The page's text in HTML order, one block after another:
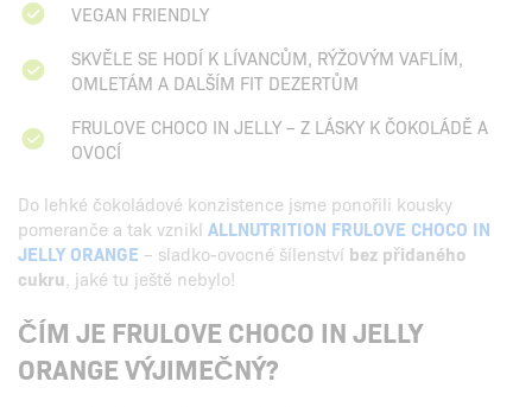
VEGAN FRIENDLY
SKVĚLE SE HODÍ K LÍVANCŮM, RÝŽOVÝM VAFLÍM,
OMLETÁM A DALŠÍM FIT DEZERTŮM
FRULOVE CHOCO IN JELLY – Z LÁSKY K ČOKOLÁDĚ A
OVOCÍ
Do lehké čokoládové konzistence jsme ponořili kousky
pomeranče a tak vznikl ALLNUTRITION FRULOVE CHOCO IN
JELLY ORANGE – sladko-ovocné šílenství bez přidaného
cukru , jaké tu ještě nebylo!
ČÍM JE FRULOVE CHOCO IN JELLY
ORANGE VÝJIMEČNÝ?